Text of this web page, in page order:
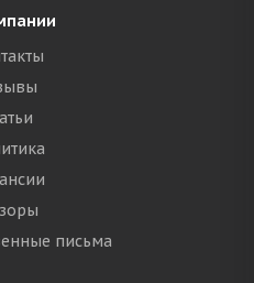
письма